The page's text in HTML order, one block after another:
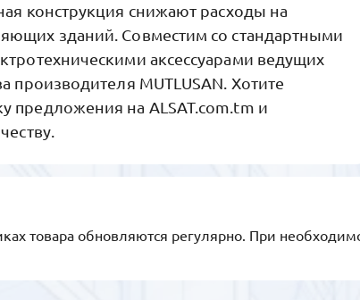
конструкция снижают расходы на
зданий. Совместим со стандартными
аксессуарами ведущих
производителя MUTLUSAN. Хотите
предложения на ALSAT.com.tm и
товара обновляются регулярно. При